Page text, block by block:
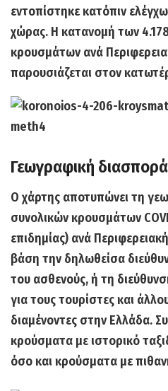
εντοπίστηκε κατόπιν
χώρας. Η κατανομή των
κρουσμάτων ανά
παρουσιάζεται στον
Γεωγραφική διασπορά
Ο χάρτης αποτυπώνει τη
συνολικών κρουσμάτων
επιδημίας) ανά
βάση την δηλωθείσα
του ασθενούς, ή τη
για τους τουρίστες και
διαμένοντες στην Ελλάδα.
κρούσματα με ιστορικό
όσο και κρούσματα με